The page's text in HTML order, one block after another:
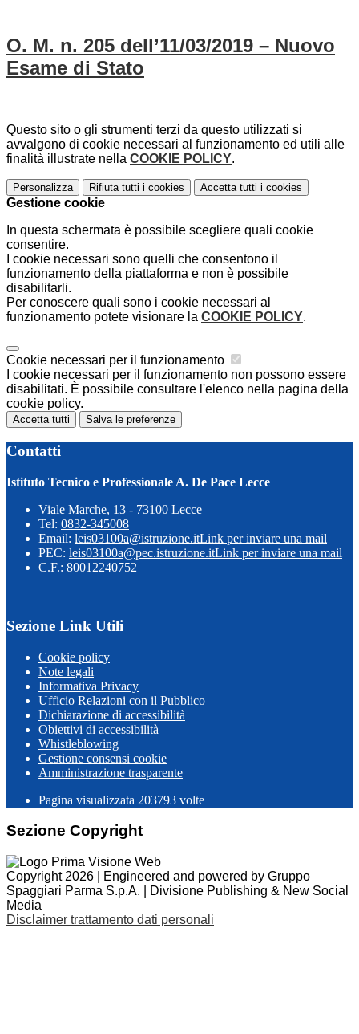
O. M. n. 205 dell’11/03/2019 – Nuovo
Esame di Stato
Questo sito o gli strumenti terzi da questo utilizzati si
avvalgono di cookie necessari al funzionamento ed utili alle
finalità illustrate nella COOKIE POLICY.
Personalizza Rifiuta tutti i cookies Accetta tutti i cookies
Gestione cookie
In questa schermata è possibile scegliere quali cookie
consentire.
I cookie necessari sono quelli che consentono il
funzionamento della piattaforma e non è possibile
disabilitarli.
Per conoscere quali sono i cookie necessari al
funzionamento potete visionare la COOKIE POLICY.
Cookie necessari per il funzionamento
I cookie necessari per il funzionamento non possono essere
disabilitati. È possibile consultare l'elenco nella pagina della
cookie policy.
Accetta tutti Salva le preferenze
Contatti
Istituto Tecnico e Professionale A. De Pace Lecce
Viale Marche, 13 - 73100 Lecce
Tel: 0832-345008
Email: leis03100a@istruzione.itLink per inviare una mail
PEC: leis03100a@pec.istruzione.itLink per inviare una mail
C.F.: 80012240752
Sezione Link Utili
Cookie policy
Note legali
Informativa Privacy
Ufficio Relazioni con il Pubblico
Dichiarazione di accessibilità
Obiettivi di accessibilità
Whistleblowing
Gestione consensi cookie
Amministrazione trasparente
Pagina visualizzata 203793 volte
Sezione Copyright
Copyright 2026 | Engineered and powered by Gruppo
Spaggiari Parma S.p.A. | Divisione Publishing & New Social
Media
Disclaimer trattamento dati personali